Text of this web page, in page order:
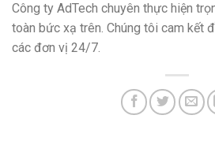
Công ty AdTech chuyên thực hiện
toàn bức xạ trên. Chúng tôi cam kết
các đơn vị 24/7.